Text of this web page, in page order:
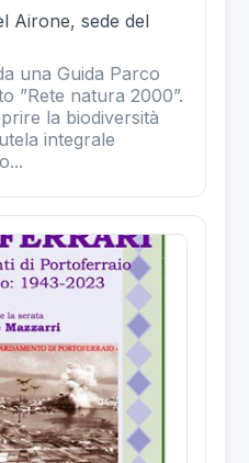
Airone, sede del
una Guida Parco
”Rete natura 2000”.
la biodiversità
integrale